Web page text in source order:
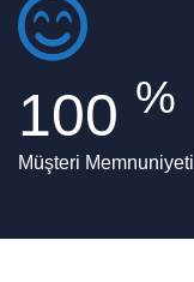
100 %
Müşteri Memnuniyeti